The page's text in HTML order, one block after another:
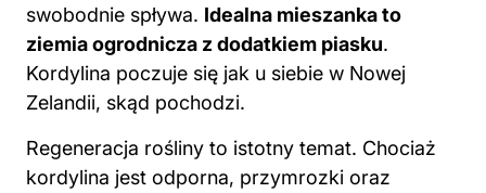
swobodnie spływa. Idealna mieszanka to
ziemia ogrodnicza z dodatkiem piasku.
Kordylina poczuje się jak u siebie w Nowej
Zelandii, skąd pochodzi.
Regeneracja rośliny to istotny temat. Chociaż
kordylina jest odporna, przymrozki oraz